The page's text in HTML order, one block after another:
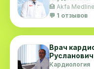
🏥 Akfa
💬 1 отзывов
Врач
Русланович
Кардиология